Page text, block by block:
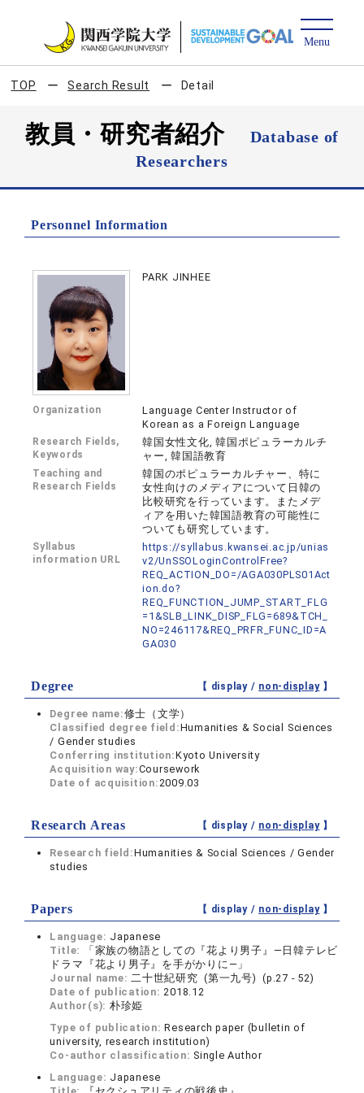
TOP Search Result Detail
教員・研究者紹介
Database of
Researchers
Personnel Information
PARK JINHEE
Organization
Language Center Instructor of
Korean as a Foreign Language
Research Fields,
Keywords
韓国女性文化, 韓国ポピュラーカルチ
ャー, 韓国語教育
Teaching and
Research Fields
韓国のポピュラーカルチャー、特に
女性向けのメディアについて日韓の
比較研究を行っています。またメデ
ィアを用いた韓国語教育の可能性に
ついても研究しています。
Syllabus
information URL
https://syllabus.kwansei.ac.jp/unias
v2/UnSSOLoginControlFree?
REQ_ACTION_DO=/AGA030PLS01Act
ion.do?
REQ_FUNCTION_JUMP_START_FLG
=1&SLB_LINK_DISP_FLG=689&TCH_
NO=246117&REQ_PRFR_FUNC_ID=A
GA030
Degree 【 display / non-display】
Degree name:修士（文学）
Classified degree field:Humanities & Social Sciences
/ Gender studies
Conferring institution:Kyoto University
Acquisition way:Coursework
Date of acquisition:2009.03
Research Areas 【 display / non-display】
Research field:Humanities & Social Sciences / Gender
studies
Papers 【 display / non-display】
Language: Japanese
Title:
「家族の物語としての『花より男子』―日韓テレビ
ドラマ『花より男子』を手がかりに―」
Journal name:二十世紀研究 (第一九号) (p.27 - 52)
Date of publication:2018.12
Author(s): 朴珍姫
Type of publication:Research paper (bulletin of
university, research institution)
Co-author classification: Single Author
Language: Japanese